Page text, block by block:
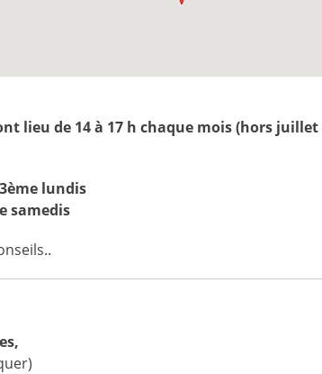
lieu de 14 à 17 h chaque mois (hors
lundis
samedis